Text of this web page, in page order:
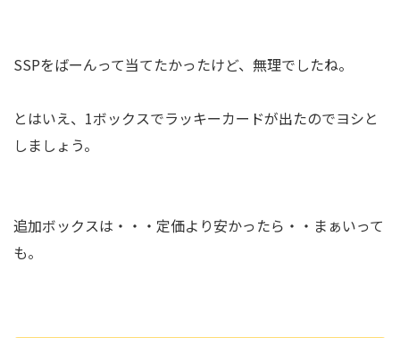
SSPをばーんって当てたかったけど、無理でしたね。
とはいえ、1ボックスでラッキーカードが出たのでヨシと
しましょう。
追加ボックスは・・・定価より安かったら・・まぁいって
も。